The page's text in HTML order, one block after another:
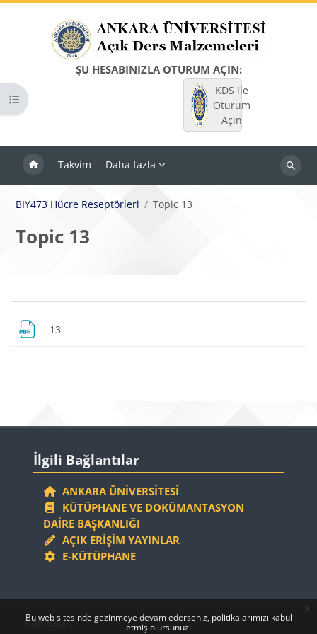
Bu web sitesinde gezinmeye devam ederseniz, politikalarımızı kabul
etmiş olursunuz:
x
ŞU HESABINIZLA OTURUM AÇIN:
KDS ile
Oturum
Açın
Takvim Daha fazla
Dersleri
Kurs dizinini aç
BIY473 Hücre Reseptörleri Topic 13
Topic 13
Bloklar
Bölüm anahatları
13
Bloklar
İlgili Bağlantılar
ANKARA ÜNIVERSITESI
KÜTÜPHANE VE DOKÜMANTASYON
DAIRE BAŞKANLIĞI
AÇIK ERIŞIM YAYINLAR
E-KÜTÜPHANE
Bloklar
Bloklar
Politikalar